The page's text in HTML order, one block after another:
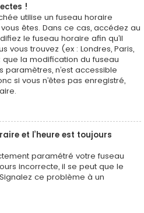
!
utilise un fuseau horaire
êtes. Dans ce cas, accédez au
le fuseau horaire afin qu’il
vous trouvez (ex : Londres, Paris,
que la modification du fuseau
n’est accessible
si vous n’êtes pas enregistré,
et l’heure est toujours
paramétré votre fuseau
incorrecte, il se peut que le
ce problème à un